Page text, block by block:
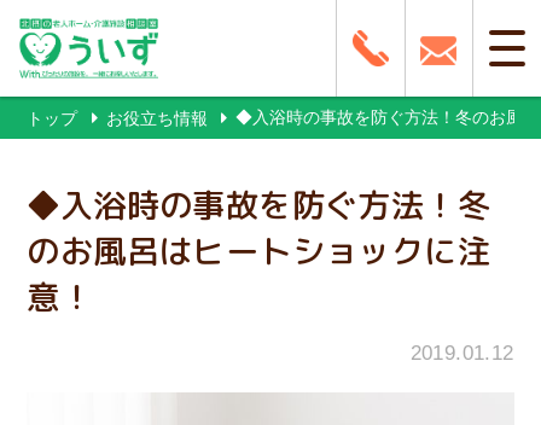
トップ お役立ち情報 ◆入浴時の事故を防ぐ方法！冬のお風
◆入浴時の事故を防ぐ方法！冬
のお風呂はヒートショックに注
意！
2019.01.12